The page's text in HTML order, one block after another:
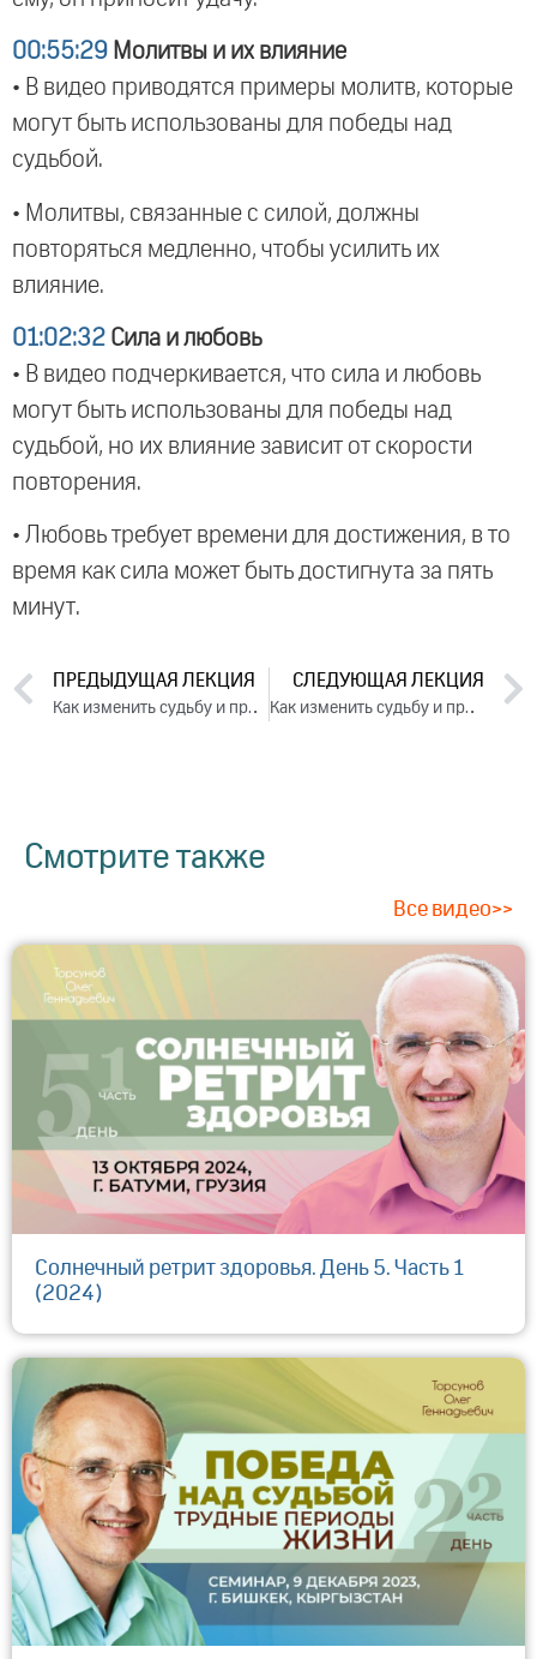
00:55:29 Молитвы и их влияние
• В видео приводятся примеры молитв, которые
могут быть использованы для победы над
судьбой.
• Молитвы, связанные с силой, должны
повторяться медленно, чтобы усилить их
влияние.
01:02:32 Сила и любовь
• В видео подчеркивается, что сила и любовь
могут быть использованы для победы над
судьбой, но их влияние зависит от скорости
повторения.
• Любовь требует времени для достижения, в то
время как сила может быть достигнута за пять
минут.
ПРЕДЫДУЩАЯ ЛЕКЦИЯ
Как изменить судьбу и привлечь удачу. День 1. Часть 2 (2024)
СЛЕДУЮЩАЯ ЛЕКЦИЯ
Как изменить судьбу и привлечь удачу. День 2. Часть 2 (2024)
Смотрите также
Все видео>>
Солнечный ретрит здоровья. День 5. Часть 1
(2024)